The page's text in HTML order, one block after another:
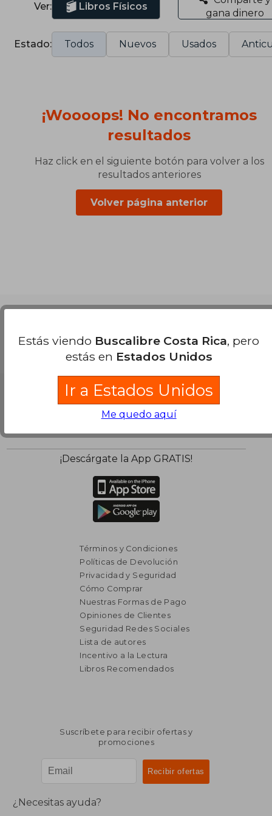
Ver: Libros Físicos
gana dinero
Estado: Todos Nuevos Usados
¡Woooops! No encontramos
resultados
Haz click en el siguiente botón para volver a los
resultados anteriores
Volver página anterior
¡Descárgate la App GRATIS!
Términos y Condiciones
Políticas de Devolución
Privacidad y Seguridad
Cómo Comprar
Nuestras Formas de Pago
Opiniones de Clientes
Seguridad Redes Sociales
Lista de autores
Incentivo a la Lectura
Libros Recomendados
Suscríbete para recibir ofertas y
promociones
¿Necesitas ayuda?
Estás viendo Buscalibre Costa Rica, pero
estás en Estados Unidos
Ir a Estados Unidos
Me quedo aquí